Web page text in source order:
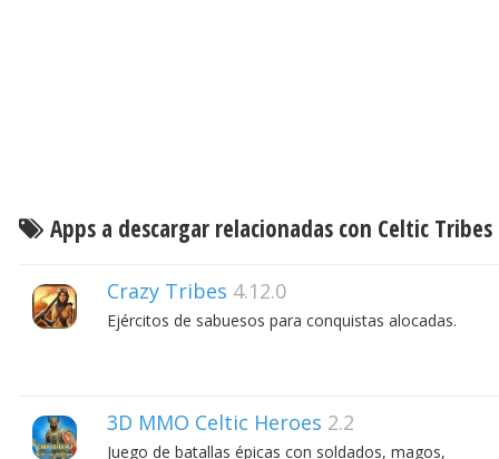
Apps a descargar relacionadas con Celtic Tribes
Crazy Tribes 4.12.0
Ejércitos de sabuesos para conquistas alocadas.
3D MMO Celtic Heroes 2.2
Juego de batallas épicas con soldados, magos,